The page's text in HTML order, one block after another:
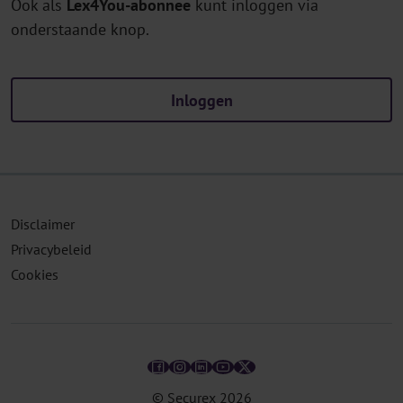
Ook als Lex4You-abonnee kunt inloggen via
onderstaande knop.
Inloggen
© Securex 2026
Disclaimer
Privacybeleid
Cookies